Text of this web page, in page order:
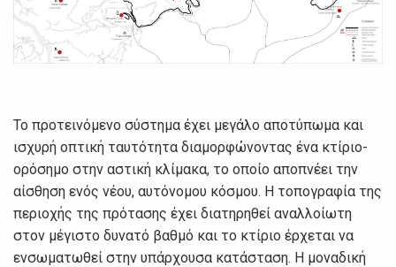
Το προτεινόμενο σύστημα έχει μεγάλο αποτύπωμα και
ισχυρή οπτική ταυτότητα διαμορφώνοντας ένα κτίριο-
ορόσημο στην αστική κλίμακα, το οποίο αποπνέει την
αίσθηση ενός νέου, αυτόνομου κόσμου. Η τοπογραφία της
περιοχής της πρότασης έχει διατηρηθεί αναλλοίωτη
στον μέγιστο δυνατό βαθμό και το κτίριο έρχεται να
ενσωματωθεί στην υπάρχουσα κατάσταση. Η μοναδική